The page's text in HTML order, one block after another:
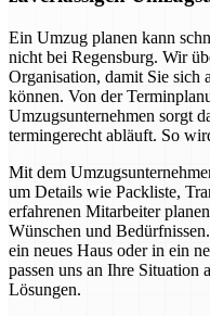
Ein Umzug planen kann
nicht bei Regensburg. Wir
Organisation, damit Sie sich
können. Von der
Umzugsunternehmen sorgt
termingerecht abläuft. So
Mit dem
um Details wie Packliste,
erfahrenen Mitarbeiter
Wünschen und
ein neues Haus oder in ein
passen uns an Ihre Situation
Lösungen.